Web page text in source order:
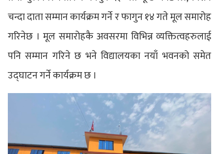
चन्दा दाता सम्मान कार्यक्रम गर्ने र फागुन १४ गते मूल समारोह
गरिनेछ । मूल समारोहकै अवसरमा विभिन्न व्यक्तित्वहरुलाई
पनि सम्मान गरिने छ भने विद्यालयका नयाँ भवनको समेत
उद्घाटन गर्ने कार्यक्रम छ ।